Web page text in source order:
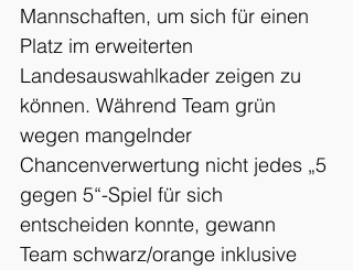
Mannschaften, um sich für einen
Platz im erweiterten
Landesauswahlkader zeigen zu
können. Während Team grün
wegen mangelnder
Chancenverwertung nicht jedes „5
gegen 5“-Spiel für sich
entscheiden konnte, gewann
Team schwarz/orange inklusive